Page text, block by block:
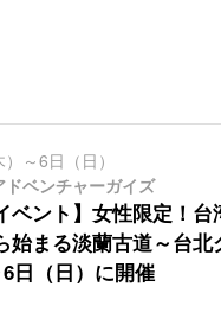
～6日（日）
ベンチャーガイズ
ベント】女性限定！
始まる淡蘭古道～台北
日（日）に開催